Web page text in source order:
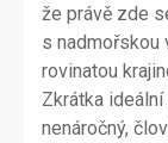
že právě zde
s nadmořskou
rovinatou
Zkrátka
nenáročný,